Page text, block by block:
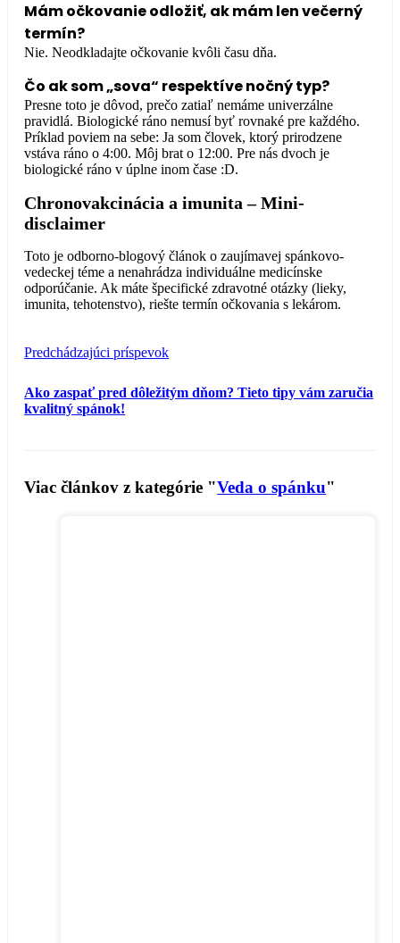
Mám očkovanie odložiť, ak mám len večerný
termín?
Nie. Neodkladajte očkovanie kvôli času dňa.
Čo ak som „sova“ respektíve nočný typ?
Presne toto je dôvod, prečo zatiaľ nemáme univerzálne
pravidlá. Biologické ráno nemusí byť rovnaké pre každého.
Príklad poviem na sebe: Ja som človek, ktorý prirodzene
vstáva ráno o 4:00. Môj brat o 12:00. Pre nás dvoch je
biologické ráno v úplne inom čase :D.
Chronovakcinácia a imunita –Mini-
disclaimer
Toto je odborno-blogový článok o zaujímavej spánkovo-
vedeckej téme a nenahrádza individuálne medicínske
odporúčanie. Ak máte špecifické zdravotné otázky (lieky,
imunita, tehotenstvo), riešte termín očkovania s lekárom.
Predchádzajúci príspevok
Ako zaspať pred dôležitým dňom? Tieto tipy vám zaručia
kvalitný spánok!
Viac článkov z kategórie "Veda o spánku"